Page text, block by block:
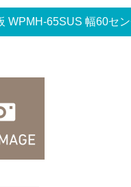
WPMH-65SUS 幅60セ